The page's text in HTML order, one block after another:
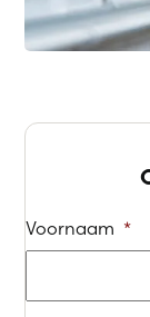
Voornaam *